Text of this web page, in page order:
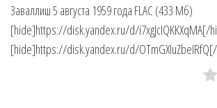
Заваллиш 5 августа 1959 года FLAC (433 Мб)
[hide]https://disk.yandex.ru/d/i7xgJcIQKKXqMA[/
[hide]https://disk.yandex.ru/d/